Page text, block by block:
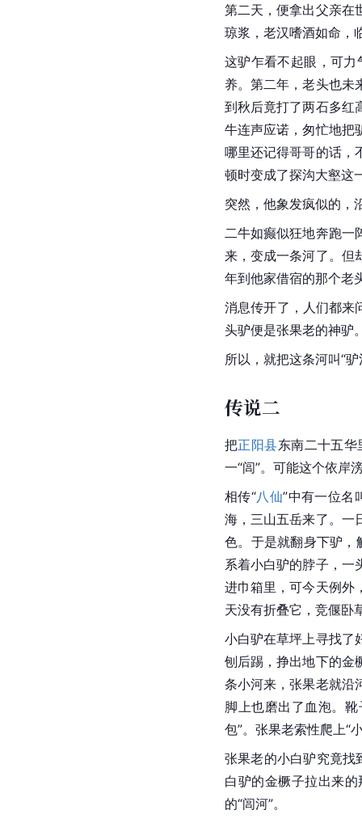
第二天，便拿出父亲在
琼浆，老汉嗜酒如命，
这驴乍看不起眼，可
养。第二年，老头也未
到秋后竟打了两石多红
牛连声应诺，匆忙地把
哪里还记得哥哥的话，
顿时变成了探沟大壑这
突然，他象发疯似的，
二牛如癫似狂地奔跑一
来，变成一条河了。但
年到他家借宿的那个老
消息传开了，人们都来
头驴便是张果老的神驴
所以，就把这条河叫“
传说二
把正阳县东南二十五
一“闾”。可能这个依岸
相传“八仙”中有一位名
海，三山五岳来了。一
色。于是就翻身下驴，
系着小白驴的脖子，一
进巾箱里，可今天例外
天没有折叠它，竞偃卧
小白驴在草坪上寻找了
刨后踢，挣出地下的金
条小河来，张果老就沿
脚上也磨出了血泡。
包”。张果老索性爬上“
张果老的小白驴究竟找
白驴的金橛子拉出来
的“闾河”。